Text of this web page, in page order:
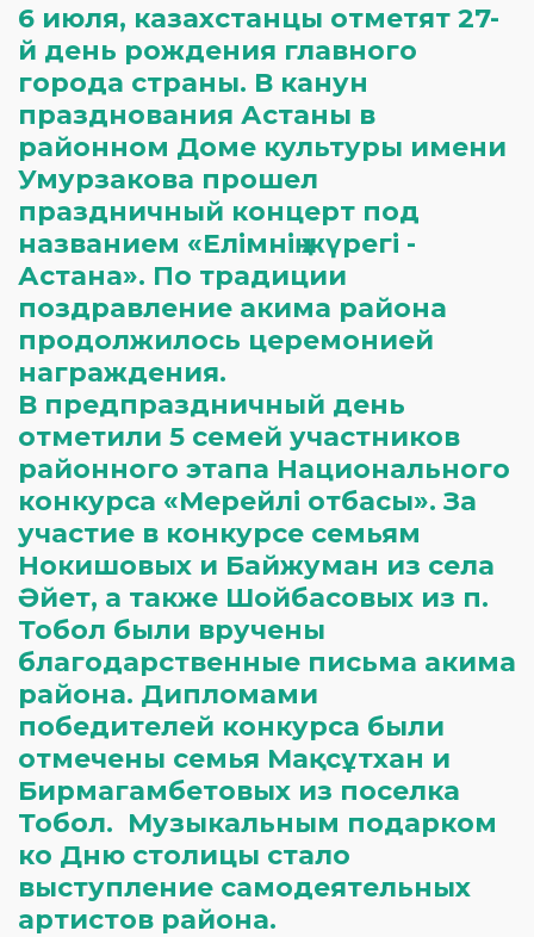
6 июля, казахстанцы отметят 27-
й день рождения главного
города страны. В канун
празднования Астаны в
районном Доме культуры имени
Умурзакова прошел
праздничный концерт под
названием «Елімнің жүрегі -
Астана». По традиции
поздравление акима района
продолжилось церемонией
награждения.
В предпраздничный день
отметили 5 семей участников
районного этапа Национального
конкурса «Мерейлі отбасы». За
участие в конкурсе семьям
Нокишовых и Байжуман из села
Әйет, а также Шойбасовых из п.
Тобол были вручены
благодарственные письма акима
района. Дипломами
победителей конкурса были
отмечены семья Мақсұтхан и
Бирмагамбетовых из поселка
Тобол. Музыкальным подарком
ко Дню столицы стало
выступление самодеятельных
артистов района.